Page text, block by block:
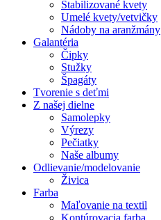
Stabilizované kvety
Umelé kvety/vetvičky
Nádoby na aranžmány
Galantéria
Čipky
Stužky
Špagáty
Tvorenie s deťmi
Z našej dielne
Samolepky
Výrezy
Pečiatky
Naše albumy
Odlievanie/modelovanie
Živica
Farba
Maľovanie na textil
Kontúrovacia farba